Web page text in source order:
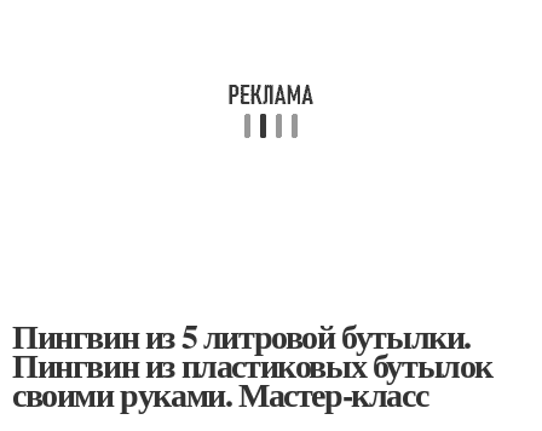
Пингвин из 5 литровой бутылки.
Пингвин из пластиковых бутылок
своими руками. Мастер-класс